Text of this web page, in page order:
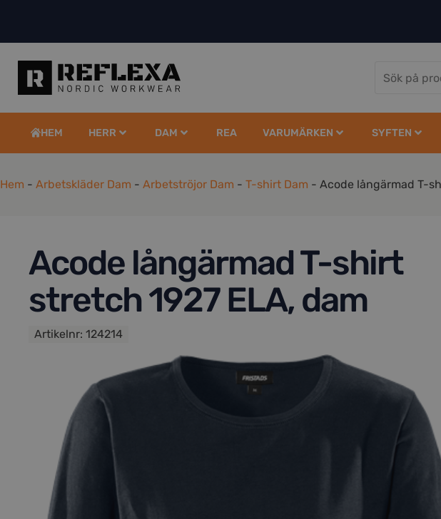
HEM HERR DAM REA VARUMÄRKEN SYFTEN
Hem - Arbetskläder Dam - Arbetströjor Dam - T-shirt Dam - Acode långärmad T-
Acode långärmad T-shirt
stretch 1927 ELA, dam
Artikelnr: 124214